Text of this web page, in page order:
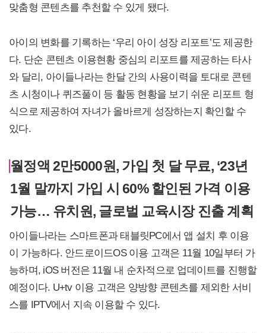
맞춤형 콘텐츠를 추천할 수 있게 됐다.
아이의 변화를 기록하는 ‘우리 아이 성장 리포트’도 제공한
다. 단순 콘텐츠 이용현황 중심의 리포트를 제공하는 타사
와 달리, 아이들나라는 한달 간의 사용이력을 토대로 콘텐
츠 시청이나 퀴즈풀이 등 활동 현황을 보기 쉬운 리포트 형
식으로 제공하여 자녀가 올바르게 성장하는지 확인할 수
있다.
월정액 2만5000원, 가입 첫 달 무료, ‘23년
1월 말까지 가입 시 60% 할인된 가격 이용
가능… 유치원, 글로벌 교육시장 진출 계획
아이들나라는 스마트폰과 태블릿PC에서 앱 설치 후 이용
이 가능하다. 안드로이드OS 이용 고객은 11월 10일부터 가
능하며, iOS 버전은 11월 내 순차적으로 업데이트를 진행할
예정이다. U+tv 이용 고객은 양방향 콘텐츠를 제외한 서비
스를 IPTV에서 지속 이용할 수 있다.